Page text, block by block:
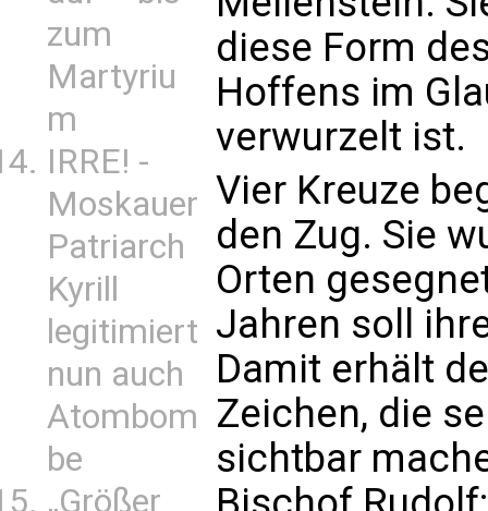
zum
Martyriu
m
IRRE! -
Moskauer
Patriarch
Kyrill
legitimiert
nun auch
Atombom
be
„Größer
diese Form
Hoffens im
verwurzelt ist.
Vier Kreuze
den Zug. Sie
Orten
Jahren soll
Damit erhält
Zeichen, die
sichtbar